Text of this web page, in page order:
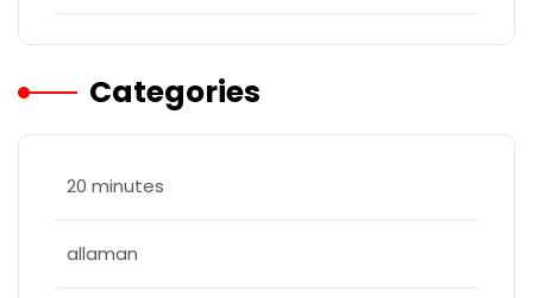
Categories
20 minutes
allaman